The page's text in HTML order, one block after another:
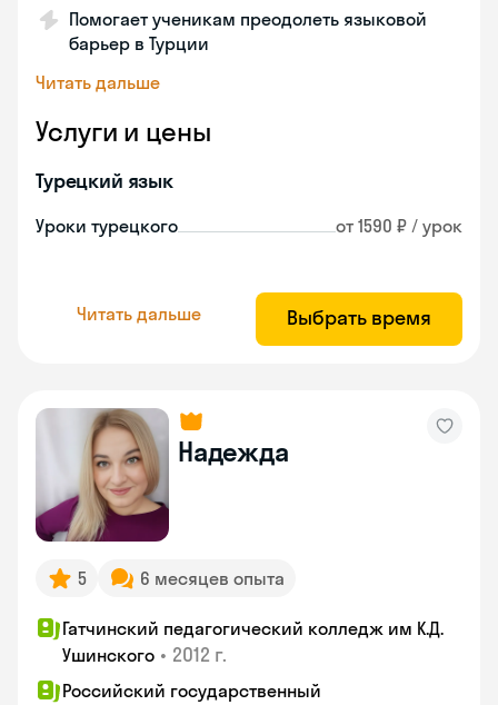
Помогает ученикам преодолеть языковой
барьер в Турции
Читать дальше
Услуги и цены
Турецкий язык
Уроки турецкого от 1590 ₽ / урок
Читать дальше Выбрать время
Надежда
5 6 месяцев опыта
Гатчинский педагогический колледж им К.Д.
Ушинского • 2012 г.
Российский государственный